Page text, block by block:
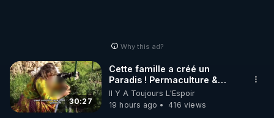
▶ 10 % de réduction sur les extracteurs de la
marque SANA :
Rendez-vous sur http://rgnr.li/lechoubrave
code : REGENERE10
Why this ad?
30:27
Cette famille a créé un
Paradis ! Permaculture &
Autonomie
Il Y A Toujours L'Espoir
19 hours ago
416 views